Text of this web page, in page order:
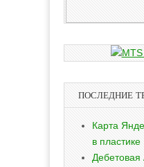
ПОСЛЕДНИЕ
Карта
в пластике